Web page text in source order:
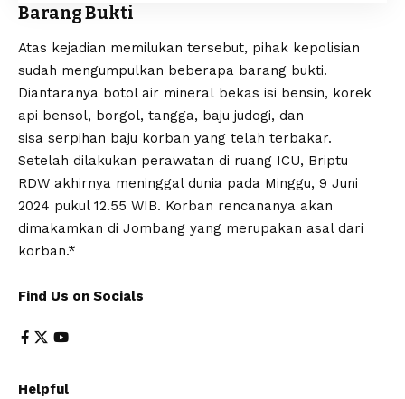
Barang Bukti
Atas kejadian memilukan tersebut, pihak kepolisian
sudah mengumpulkan beberapa barang bukti.
Diantaranya botol air mineral bekas isi bensin, korek
api bensol, borgol, tangga, baju judogi, dan
sisa serpihan baju korban yang telah terbakar.
Setelah dilakukan perawatan di ruang ICU, Briptu
RDW akhirnya meninggal dunia pada Minggu, 9 Juni
2024 pukul 12.55 WIB. Korban rencananya akan
dimakamkan di Jombang yang merupakan asal dari
korban.*
Find Us on Socials
Helpful